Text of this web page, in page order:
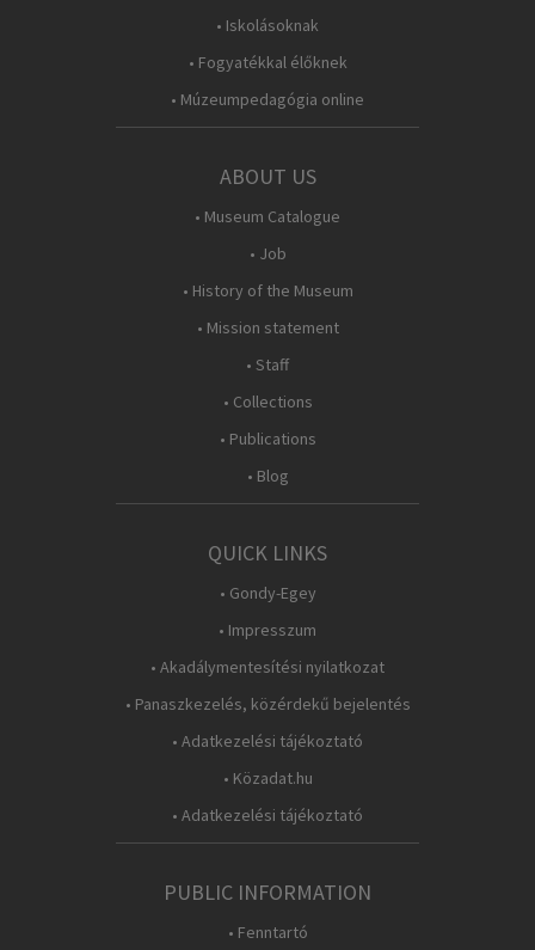
• Iskolásoknak
• Fogyatékkal élőknek
• Múzeumpedagógia online
ABOUT US
• Museum Catalogue
• Job
• History of the Museum
• Mission statement
• Staff
• Collections
• Publications
• Blog
QUICK LINKS
• Gondy-Egey
• Impresszum
• Akadálymentesítési nyilatkozat
• Panaszkezelés, közérdekű bejelentés
• Adatkezelési tájékoztató
• Közadat.hu
• Adatkezelési tájékoztató
PUBLIC INFORMATION
• Fenntartó